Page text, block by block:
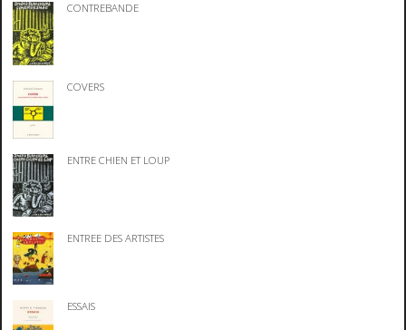
CONTREBANDE
COVERS
ENTRE CHIEN ET LOUP
ENTREE DES ARTISTES
ESSAIS